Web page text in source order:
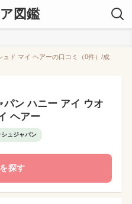
図鑑
ド マイ ヘアーの口コミ（0件）/成
パン ハニー アイ ウオ
ヘアー
シュジャパン
探す